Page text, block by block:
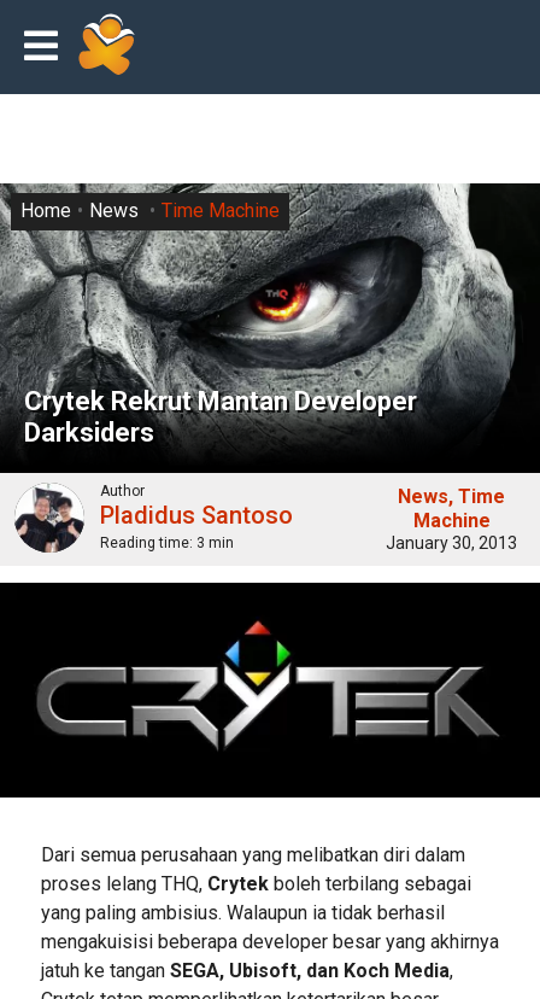
Crytek Rekrut Mantan Developer
Darksiders
Home News Time Machine
Author
Pladidus Santoso
Reading time: 3 min
News Time
Machine
January 30, 2013
Dari semua perusahaan yang melibatkan diri dalam
proses lelang THQ, Crytekboleh terbilang sebagai
yang paling ambisius. Walaupun ia tidak berhasil
mengakuisisi beberapa developer besar yang akhirnya
jatuh ke tangan SEGA, Ubisoft, dan Koch Media,